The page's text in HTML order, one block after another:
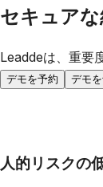
セキュア
Leaddeは、重要
デモを予約 デモ
人的リスクの